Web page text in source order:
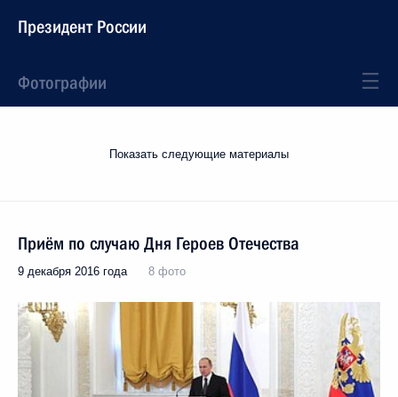
Президент России
Фотографии
Показать следующие материалы
Приём по случаю Дня Героев Отечества
9 декабря 2016 года 8 фото